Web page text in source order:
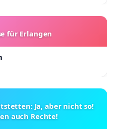
für Erlangen
Ja, aber nicht so!
auch Rechte!